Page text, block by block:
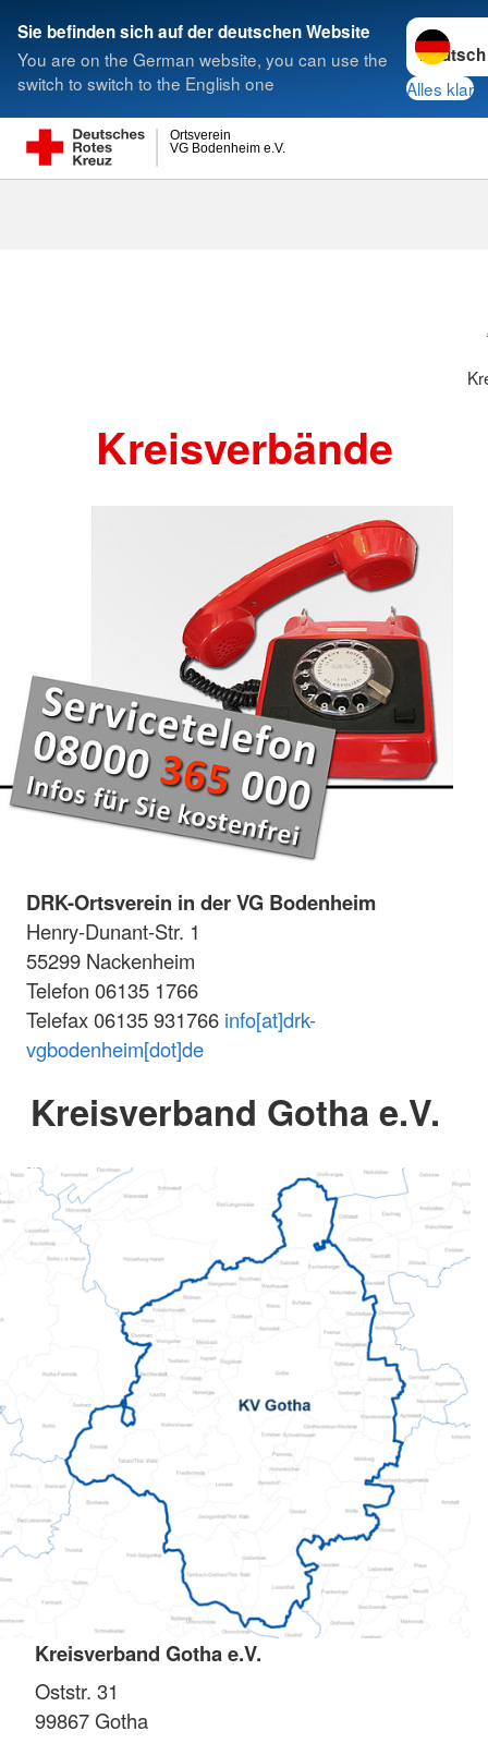
Sie befinden sich auf der deutschen Website
You are on the German website, you can use the
switch to switch to the English one
Sprache
Alles klar
VG Bodenheim e.V.
Ortsverein
Suche
Kreisverbände
DRK-Ortsverein in der VG Bodenheim
Henry-Dunant-Str. 1
55299 Nackenheim
Telefon 06135 1766
Telefax 06135 931766 info[at]drk-
vgbodenheim[dot]de
Kreisverband Gotha e.V.
Kreisverband Gotha e.V.
Oststr. 31
99867Gotha